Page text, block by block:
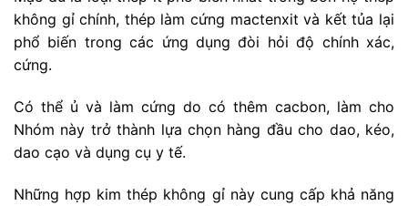
không gỉ chính, thép làm cứng mactenxit và kết tủa lại
phổ biến trong các ứng dụng đòi hỏi độ chính xác,
cứng.
Có thể ủ và làm cứng do có thêm cacbon, làm cho
Nhóm này trở thành lựa chọn hàng đầu cho dao, kéo,
dao cạo và dụng cụ y tế.
Những hợp kim thép không gỉ này cung cấp khả năng